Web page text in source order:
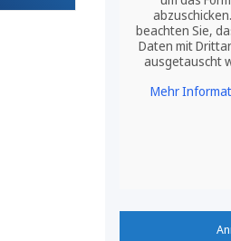
beachten Sie,
Daten mit
ausgetauscht
Mehr